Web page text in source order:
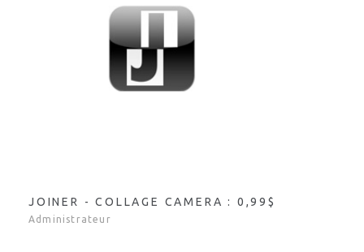
JOINER - COLLAGE CAMERA : 0,99$
Administrateur